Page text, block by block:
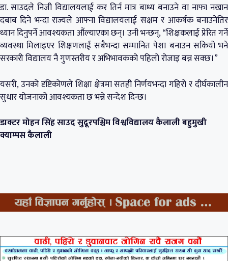
डा. साउदले निजी विद्यालयलाई कर तिर्न मात्र बाध्य बनाउने वा नाफा नखान
दबाब दिने भन्दा राज्यले आफ्ना विद्यालयलाई सक्षम र आकर्षक बनाउनेतिर
ध्यान दिनुपर्ने आवश्यकता औंल्याएका छन्। उनी भन्छन्, “शिक्षकलाई प्रेरित गर्ने
व्यवस्था मिलाइएर शिक्षणलाई सबैभन्दा सम्मानित पेशा बनाउन सकियो भने
सरकारी विद्यालय नै गुणस्तरीय र अभिभावकको पहिलो रोजाइ बन्न सक्छ।”
यसरी, उनको दृष्टिकोणले शिक्षा क्षेत्रमा सतही निर्णयभन्दा गहिरो र दीर्घकालीन
सुधार योजनाको आवश्यकता छ भन्ने सन्देश दिन्छ।
डाक्टर मोहन सिंह साउद सुदूरपश्चिम विश्वविद्यालय कैलाली बहुमुखी
क्याम्पस कैलाली